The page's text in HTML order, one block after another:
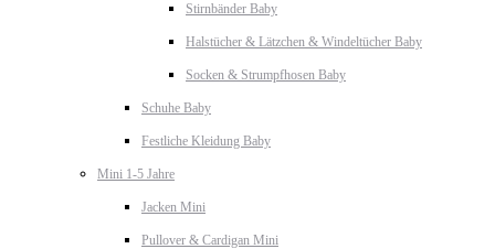
Stirnbänder Baby
Halstücher & Lätzchen & Windeltücher Baby
Socken & Strumpfhosen Baby
Schuhe Baby
Festliche Kleidung Baby
Mini 1-5 Jahre
Jacken Mini
Pullover & Cardigan Mini